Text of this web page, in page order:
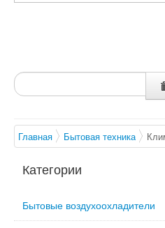
Главная Бытовая техника
Категории
Бытовые воздухоохладители